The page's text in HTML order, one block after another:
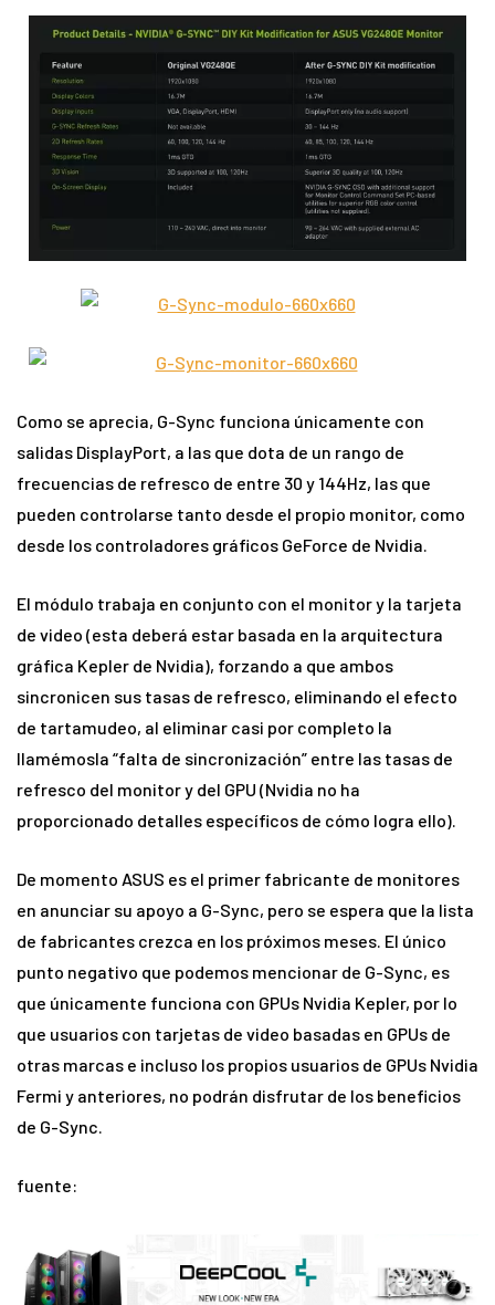
Como se aprecia, G-Sync funciona únicamente con
salidas DisplayPort, a las que dota de un rango de
frecuencias de refresco de entre 30 y 144Hz, las que
pueden controlarse tanto desde el propio monitor, como
desde los controladores gráficos GeForce de Nvidia.
El módulo trabaja en conjunto con el monitor y la tarjeta
de video (esta deberá estar basada en la arquitectura
gráfica Kepler de Nvidia), forzando a que ambos
sincronicen sus tasas de refresco, eliminando el efecto
de tartamudeo, al eliminar casi por completo la
llamémosla “falta de sincronización” entre las tasas de
refresco del monitor y del GPU (Nvidia no ha
proporcionado detalles específicos de cómo logra ello).
De momento ASUS es el primer fabricante de monitores
en anunciar su apoyo a G-Sync, pero se espera que la lista
de fabricantes crezca en los próximos meses. El único
punto negativo que podemos mencionar de G-Sync, es
que únicamente funciona con GPUs Nvidia Kepler, por lo
que usuarios con tarjetas de video basadas en GPUs de
otras marcas e incluso los propios usuarios de GPUs Nvidia
Fermi y anteriores, no podrán disfrutar de los beneficios
de G-Sync.
fuente: